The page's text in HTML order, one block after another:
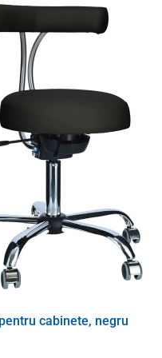
experiența Move: ședere
sănătoasă și previne
acesteia, spre deosebire de
timp sau daca sanatatea ta
scaunului de
- spătar curbat
cabinete, negru